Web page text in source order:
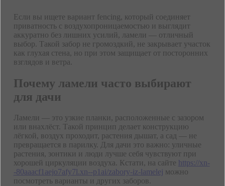
Если вы ищете вариант fencing, который соединяет
приватность с воздухопроницаемостью и выглядит
аккуратно без лишних усилий, ламели — отличный
выбор. Такой забор не громоздкий, не закрывает участок
как глухая стена, но при этом защищает от посторонних
взглядов и ветра.
Почему ламели часто выбирают
для дачи
Ламели — это узкие планки, расположенные с зазором
или внахлёст. Такой принцип делает конструкцию
лёгкой, воздух проходит, растения дышат, а сад — не
превращается в парилку. Для дачи это важно: уличные
растения, зонтики и люди лучше себя чувствуют при
хорошей циркуляции воздуха. Кстати, на сайте https://xn-
-80aaacf1aejo7afy7l.xn--p1ai/zabory-iz-lamelej можно
посмотреть варианты и других заборов.